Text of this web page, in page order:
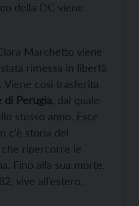
della DC viene
Marchetto viene
rimessa in libertà
Viene così trasferita
di Perugia , dal quale
stesso anno. Esce
c’è storia del
che ripercorre le
Fino alla sua morte,
vive all’estero.